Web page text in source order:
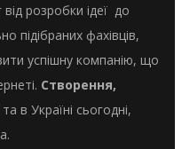
розробки ідеї до
підібраних фахівців,
успішну компанію, що
Створення,
та в Україні сьогодні,